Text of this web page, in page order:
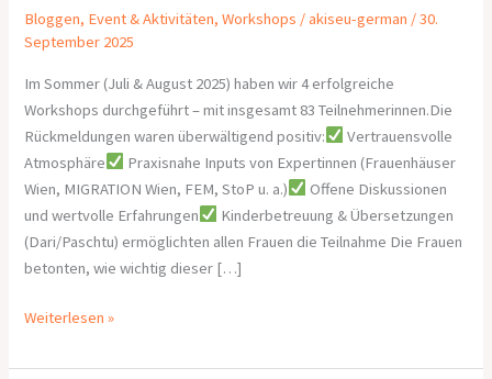
Bloggen, Event & Aktivitäten,Workshops /akiseu-german /30.
September 2025
Im Sommer (Juli & August 2025) haben wir 4 erfolgreiche
Workshops durchgeführt – mit insgesamt 83 Teilnehmerinnen.Die
Rückmeldungen waren überwältigend positiv:
Vertrauensvolle
Atmosphäre
Praxisnahe Inputs von Expertinnen (Frauenhäuser
Wien, MIGRATION Wien, FEM, StoP u. a.)
Offene Diskussionen
und wertvolle Erfahrungen
Kinderbetreuung & Übersetzungen
(Dari/Paschtu) ermöglichten allen Frauen die Teilnahme Die Frauen
betonten, wie wichtig dieser […]
Weiterlesen »